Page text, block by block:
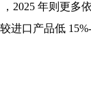
年则更多
口产品低